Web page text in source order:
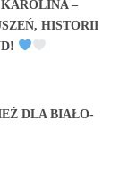
–
HISTORII
DLA BIAŁO-